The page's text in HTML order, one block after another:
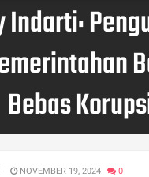
Indarti:
Bebas
NOVEMBER 19, 2024 0